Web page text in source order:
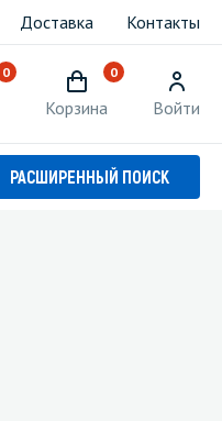
Доставка Контакты
0 0
Корзина Войти
РАСШИРЕННЫЙ ПОИСК